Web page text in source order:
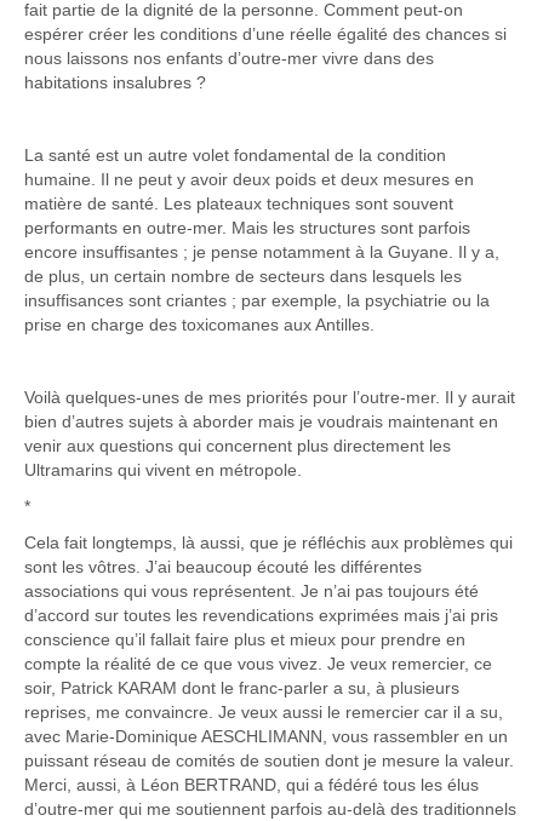
fait partie de la dignité de la personne. Comment peut-on
espérer créer les conditions d’une réelle égalité des chances si
nous laissons nos enfants d’outre-mer vivre dans des
habitations insalubres ?
La santé est un autre volet fondamental de la condition
humaine. Il ne peut y avoir deux poids et deux mesures en
matière de santé. Les plateaux techniques sont souvent
performants en outre-mer. Mais les structures sont parfois
encore insuffisantes ; je pense notamment à la Guyane. Il y a,
de plus, un certain nombre de secteurs dans lesquels les
insuffisances sont criantes ; par exemple, la psychiatrie ou la
prise en charge des toxicomanes aux Antilles.
Voilà quelques-unes de mes priorités pour l’outre-mer. Il y aurait
bien d’autres sujets à aborder mais je voudrais maintenant en
venir aux questions qui concernent plus directement les
Ultramarins qui vivent en métropole.
*
Cela fait longtemps, là aussi, que je réfléchis aux problèmes qui
sont les vôtres. J’ai beaucoup écouté les différentes
associations qui vous représentent. Je n’ai pas toujours été
d’accord sur toutes les revendications exprimées mais j’ai pris
conscience qu’il fallait faire plus et mieux pour prendre en
compte la réalité de ce que vous vivez. Je veux remercier, ce
soir, Patrick KARAM dont le franc-parler a su, à plusieurs
reprises, me convaincre. Je veux aussi le remercier car il a su,
avec Marie-Dominique AESCHLIMANN, vous rassembler en un
puissant réseau de comités de soutien dont je mesure la valeur.
Merci, aussi, à Léon BERTRAND, qui a fédéré tous les élus
d’outre-mer qui me soutiennent parfois au-delà des traditionnels